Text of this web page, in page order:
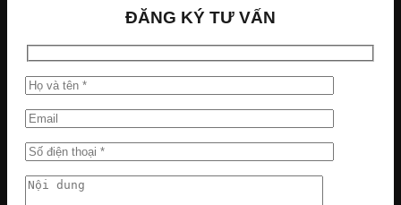
ĐĂNG KÝ TƯ VẤN